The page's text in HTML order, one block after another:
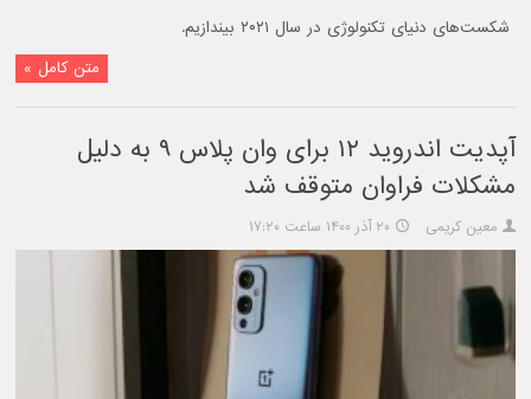
شکست‌‌های دنیای تکنولوژی در سال ۲۰۲۱ بیندازیم.
متن کامل »
آپدیت اندروید ۱۲ برای وان پلاس ۹ به دلیل
مشکلات فراوان متوقف شد
معین کریمی ۲۰ آذر ۱۴۰۰ ساعت ۱۷:۲۰